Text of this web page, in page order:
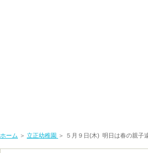
ホーム ＞ 立正幼稚園 ＞ ５月９日(木) 明日は春の親子